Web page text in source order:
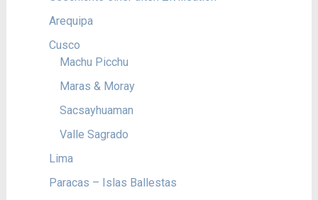
Arequipa
Cusco
Machu Picchu
Maras & Moray
Sacsayhuaman
Valle Sagrado
Lima
Paracas – Islas Ballestas